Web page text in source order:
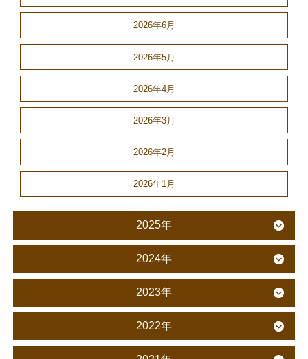
2026年6月
2026年5月
2026年4月
2026年3月
2026年2月
2026年1月
2025年
2024年
2023年
2022年